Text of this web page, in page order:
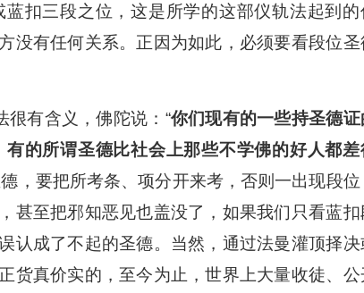
扣三段之位，这是所学的这部仪轨法起到的
没有任何关系。正因为如此，必须要看段位圣
很有含义，佛陀说：“你们现有的一些持圣德证
的所谓圣德比社会上那些不学佛的好人都差
，要把所考条、项分开来考，否则一出现段位
甚至把邪知恶见也盖没了，如果我们只看蓝扣
认成了不起的圣德。当然，通过法曼灌顶择决
货真价实的，至今为止，世界上大量收徒、公